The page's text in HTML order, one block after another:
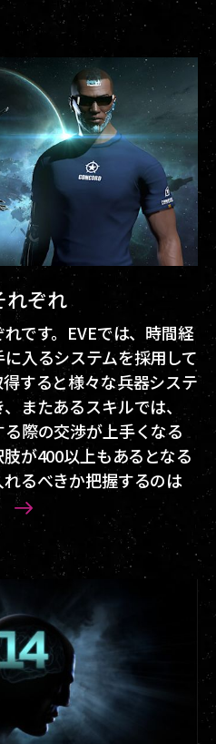
れぞれ
です。EVEでは、時間経
入るシステムを採用して
すると様々な兵器システ
またあるスキルでは、
際の交渉が上手くなる
が400以上もあるとなる
るべきか把握するのは